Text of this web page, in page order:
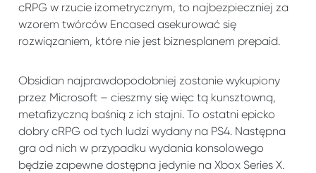
cRPG w rzucie izometrycznym, to najbezpieczniej za
wzorem twórców Encased asekurować się
rozwiązaniem, które nie jest biznesplanem prepaid.
Obsidian najprawdopodobniej zostanie wykupiony
przez Microsoft – cieszmy się więc tą kunsztowną,
metafizyczną baśnią z ich stajni. To ostatni epicko
dobry cRPG od tych ludzi wydany na PS4. Następna
gra od nich w przypadku wydania konsolowego
będzie zapewne dostępna jedynie na Xbox Series X.